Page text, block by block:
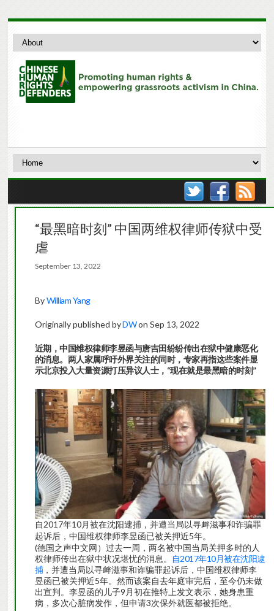
“最黑暗时刻” 中国两维权律师传狱中受
虐
September 13, 2022
ByWilliam Yang
Originally published byDWon Sep 13, 2022
近期，中国维权律师李昱函与唐吉田纷纷传出在狱中健康恶化
的消息。两人家属呼吁外界关注的同时，专家再指这些案件显
示北京投入大量资源打压异议人士，“现在就是最黑暗的时刻”
自2017年10月被在沈阳逮捕，并遭当局以寻衅滋事和诈骗罪
起诉后，中国维权律师李昱函已被关押近5年。
(德国之声中文网）过去一周，两名被中国当局关押多时的人
权律师传出在狱中状况堪忧的消息。
自2017年10月被在沈阳逮
捕，并遭当局以寻衅滋事和诈骗罪起诉后，中国维权律师李
昱函已被关押近5年。然而该案自去年庭审完后，至今仍未做
出宣判。李昱函的儿子9月初在推特上发文表示，她身患重
病，多次心脏病发作，但申请3次保外就医都被拒绝。